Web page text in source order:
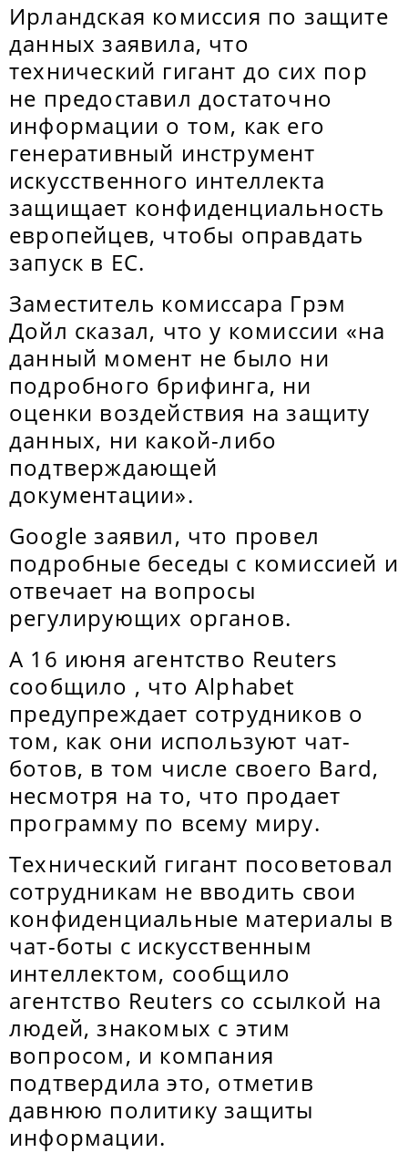
Ирландская комиссия по защите
данных заявила, что
технический гигант до сих пор
не предоставил достаточно
информации о том, как его
генеративный инструмент
искусственного интеллекта
защищает конфиденциальность
европейцев, чтобы оправдать
запуск в ЕС.
Заместитель комиссара Грэм
Дойл сказал, что у комиссии «на
данный момент не было ни
подробного брифинга, ни
оценки воздействия на защиту
данных, ни какой-либо
подтверждающей
документации».
Google заявил, что провел
подробные беседы с комиссией и
отвечает на вопросы
регулирующих органов.
А 16 июня агентство Reuters
сообщило , что Alphabet
предупреждает сотрудников о
том, как они используют чат-
ботов, в том числе своего Bard,
несмотря на то, что продает
программу по всему миру.
Технический гигант посоветовал
сотрудникам не вводить свои
конфиденциальные материалы в
чат-боты с искусственным
интеллектом, сообщило
агентство Reuters со ссылкой на
людей, знакомых с этим
вопросом, и компания
подтвердила это, отметив
давнюю политику защиты
информации.